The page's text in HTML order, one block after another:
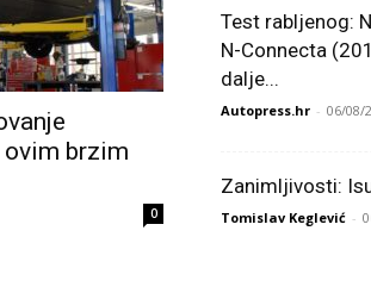
brzim
0
Test rabljenog:
N-Connecta
dalje...
Autopress.hr - 06/08/
Zanimljivosti:
Tomislav Keglević -